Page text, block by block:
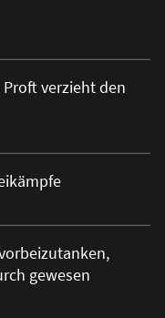
verzieht den
gewesen